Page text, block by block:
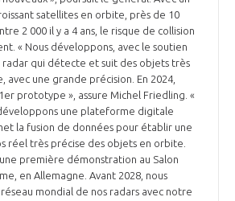
satellites en orbite, près de 10
2 000 il y a 4 ans, le risque de collision
« Nous développons, avec le soutien
radar qui détecte et suit des objets très
avec une grande précision. En 2024,
prototype », assure Michel Friedling. «
une plateforme digitale
la fusion de données pour établir une
réel très précise des objets en orbite.
première démonstration au Salon
en Allemagne. Avant 2028, nous
mondial de nos radars avec notre